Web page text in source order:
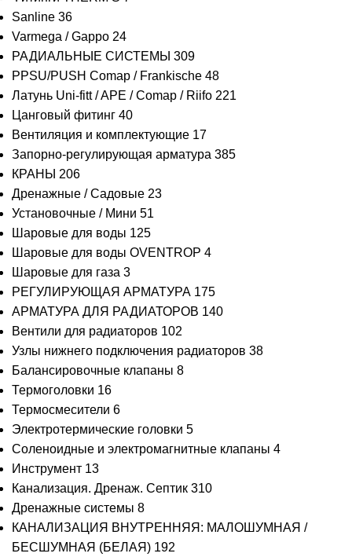
Sanline 36
Varmega / Gappo 24
РАДИАЛЬНЫЕ СИСТЕМЫ 309
PPSU/PUSH Comap / Frankische 48
Латунь Uni-fitt / APE / Comap / Riifo 221
Цанговый фитинг 40
Вентиляция и комплектующие 17
Запорно-регулирующая арматура 385
КРАНЫ 206
Дренажные / Садовые 23
Установочные / Мини 51
Шаровые для воды 125
Шаровые для воды OVENTROP 4
Шаровые для газа 3
РЕГУЛИРУЮЩАЯ АРМАТУРА 175
АРМАТУРА ДЛЯ РАДИАТОРОВ 140
Вентили для радиаторов 102
Узлы нижнего подключения радиаторов 38
Балансировочные клапаны 8
Термоголовки 16
Термосмесители 6
Электротермические головки 5
Соленоидные и электромагнитные клапаны 4
Инструмент 13
Канализация. Дренаж. Септик 310
Дренажные системы 8
КАНАЛИЗАЦИЯ ВНУТРЕННЯЯ: МАЛОШУМНАЯ /
БЕСШУМНАЯ (БЕЛАЯ) 192